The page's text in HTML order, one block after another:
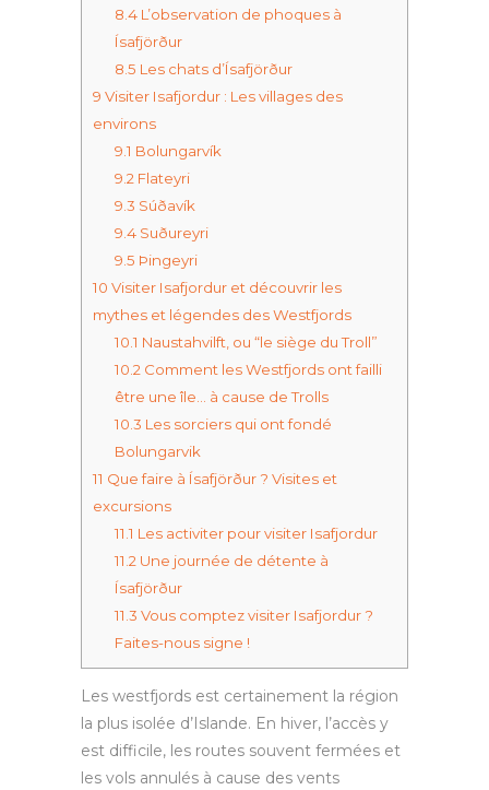
8.4L’observation de phoques à
Ísafjörður
8.5 Les chats d’Ísafjörður
9 Visiter Isafjordur : Les villages des
environs
9.1 Bolungarvík
9.2 Flateyri
9.3 Súðavík
9.4Suðureyri
9.5 Þingeyri
10 Visiter Isafjordur et découvrir les
mythes et légendes des Westfjords
10.1 Naustahvilft, ou “le siège du Troll”
10.2 Comment les Westfjords ont failli
être une île… à cause de Trolls
10.3 Les sorciers qui ont fondé
Bolungarvik
11 Que faire à Ísafjörður ? Visites et
excursions
11.1 Les activiter pour visiter Isafjordur
11.2 Une journée de détente à
Ísafjörður
11.3 Vous comptez visiter Isafjordur ?
Faites-nous signe !
Les westfjords est certainement la région
la plus isolée d’Islande. En hiver, l’accès y
est difficile, les routes souvent fermées et
les vols annulés à cause des vents